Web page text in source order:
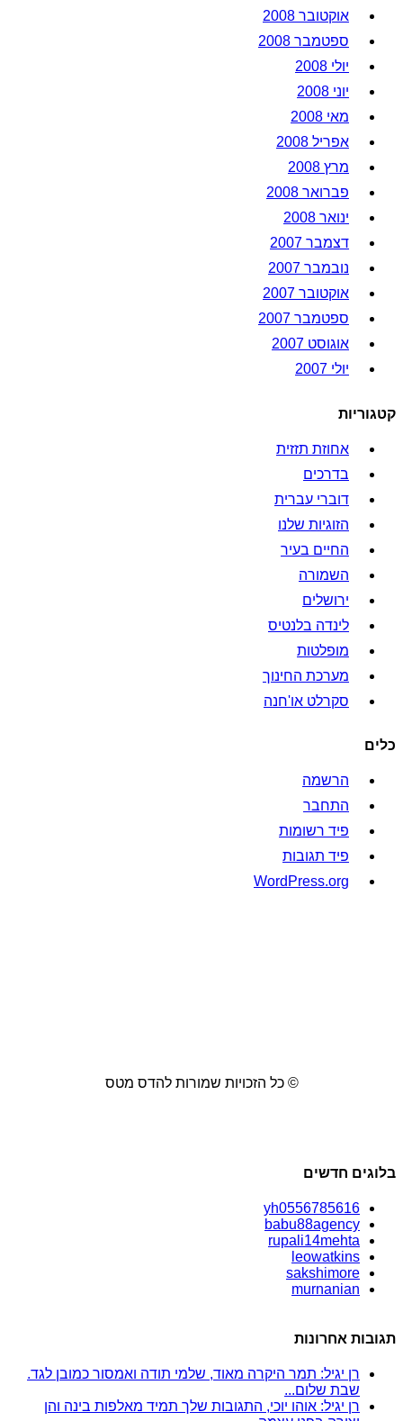
אוקטובר 2008
ספטמבר 2008
יולי 2008
יוני 2008
מאי 2008
אפריל 2008
מרץ 2008
פברואר 2008
ינואר 2008
דצמבר 2007
נובמבר 2007
אוקטובר 2007
ספטמבר 2007
אוגוסט 2007
יולי 2007
קטגוריות
אחוזת תזזית
בדרכים
דוברי עברית
הזוגיות שלנו
החיים בעיר
השמורה
ירושלים
לינדה בלנטיס
מופלטות
מערכת החינוך
סקרלט או'חנה
כלים
הרשמה
התחבר
פיד רשומות
פיד תגובות
WordPress.org
© כל הזכויות שמורות להדס מטס
בלוגים חדשים
yh0556785616
babu88agency
rupali14mehta
leowatkins
sakshimore
murnanian
תגובות אחרונות
רן יגיל: תמר היקרה מאוד, שלמי תודה ואמסור כמובן לגד.
שבת שלום...
רן יגיל: אוהו יוכי, התגובות שלך תמיד מאלפות בינה והן